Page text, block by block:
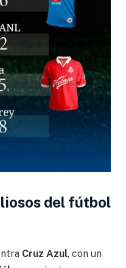
del fútbol
Cruz Azul, con un